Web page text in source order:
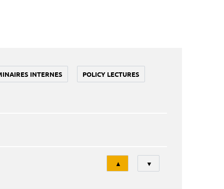
INTERNES POLICY LECTURES
Tri
▲ ▼